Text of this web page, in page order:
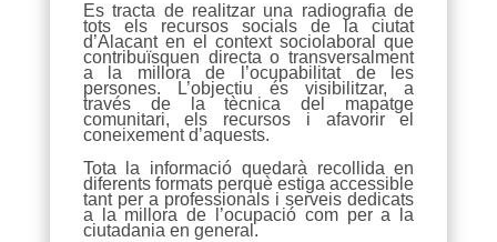
Es tracta de realitzar una radiografia de
tots els recursos socials de la ciutat
d’Alacant en el context sociolaboral que
contribuïsquen directa o transversalment
a la millora de l’ocupabilitat de les
persones. L’objectiu és visibilitzar, a
través de la tècnica del mapatge
comunitari, els recursos i afavorir el
coneixement d’aquests.
Tota la informació quedarà recollida en
diferents formats perquè estiga accessible
tant per a professionals i serveis dedicats
a la millora de l’ocupació com per a la
ciutadania en general.